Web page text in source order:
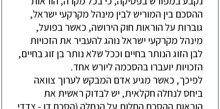
ההסכם בין המוריש לבין מינהל מקרקעי ישראל,
גוברות על הוראות חוק הירושה, כאשר בפועל,
מינהל מקרקעי ישראלנוהג להעביר את הזכויות
לבן הזוג הנותר בחיים וככל שלא נותר בן זוג בחיים,
הזכויות יועברו בהסכמה ליורש אחד.
לפיכך, כאשר מגיע אדם המבקש לערוך צוואה
ביחס לנחלה חקלאית, יש לבדוק ראשית את
הוראות ההסכם החלות על הנחלה (הסכם דו - צדדי